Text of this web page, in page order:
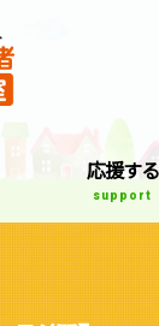
応援する
support